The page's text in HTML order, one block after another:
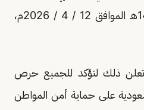
يوم الأحد 24 / 10 / 1447هـ الموافق 12 / 4 / 2026م،
تعلن ذلك لتؤكد للجميع حرص
على حماية أمن المواطن